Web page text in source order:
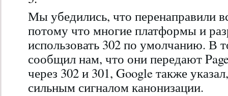
Мы убедились, что перенаправили
потому что многие платформы и
использовать 302 по умолчанию. В
сообщил нам, что они передают
через 302 и 301, Google также
сильным сигналом канонизации.